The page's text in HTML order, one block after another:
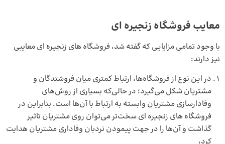
معایب فروشگاه زنجیره ای
با وجود تمامی مزایایی که گفته شد، فروشگاه های زنجیره ای معایبی
نیز دارند:
در این نوع از فروشگاه‌ها، ارتباط کمتری میان فروشندگان و
مشتریان شکل می‌گیرد؛ در حالی‌که بسیاری از روش‌های
وفادارسازی مشتریان وابسته به ارتباط با آن‌ها است. بنابراین در
فروشگاه‌ های زنجیره‌ ای سخت‌تر می‌توان روی مشتریان تاثیر
گذاشت و آن‌ها را در جهت پیمودن نردبان وفاداری مشتریانهدایت
کرد،